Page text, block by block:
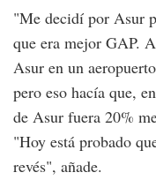
"Me decidí por Asur
que era mejor GAP.
Asur en un
pero eso hacía que,
de Asur fuera 20%
"Hoy está probado
revés", añade.